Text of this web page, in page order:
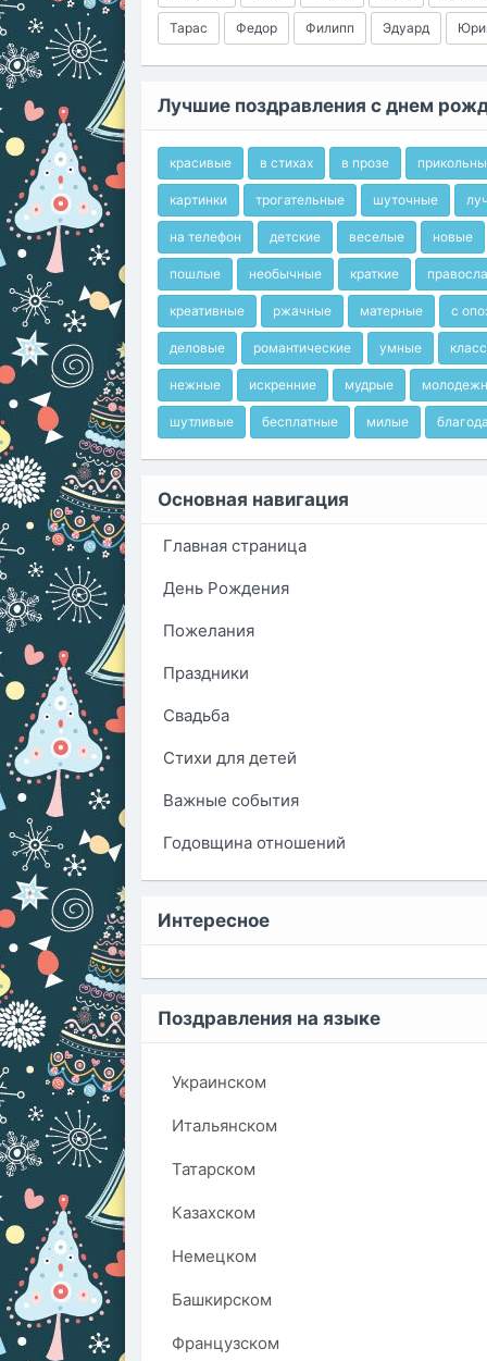
Тарас Федор Филипп Эдуард
Лучшие поздравления с днем
красивые в стихах в прозе
картинки трогательные шуточные
на телефон детские веселые новые
пошлые необычные краткие
креативные ржачные матерные с
деловые романтические умные
нежные искренние мудрые
шутливые бесплатные милые
Основная навигация
Главная страница
День Рождения
Пожелания
Праздники
Свадьба
Стихи для детей
Важные события
Годовщина отношений
Интересное
Поздравления на языке
Украинском
Итальянском
Татарском
Казахском
Немецком
Башкирском
Французском